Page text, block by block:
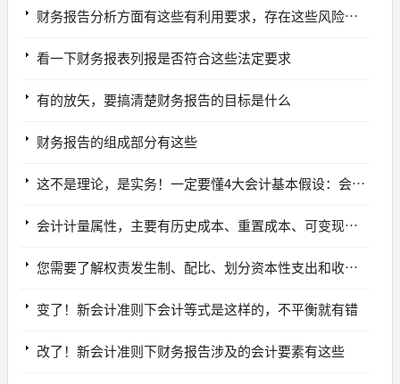
财务报告分析方面有这些有利用要求，存在这些风险，可以这样进行控制
看一下财务报表列报是否符合这些法定要求
有的放矢，要搞清楚财务报告的目标是什么
财务报告的组成部分有这些
这不是理论，是实务！一定要懂4大会计基本假设：会计主体、持续经营、会计分期、货币计量
会计计量属性，主要有历史成本、重置成本、可变现净值、现值和公允价值
您需要了解权责发生制、配比、划分资本性支出和收益性支出
变了！新会计准则下会计等式是这样的，不平衡就有错
改了！新会计准则下财务报告涉及的会计要素有这些